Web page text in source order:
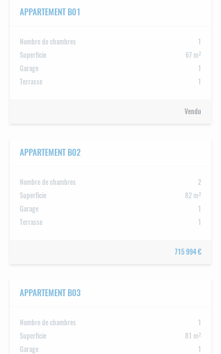
APPARTEMENT B01
Nombre de chambres
1
Superficie
67 m²
Garage
1
Terrasse
1
Vendu
APPARTEMENT B02
Nombre de chambres
2
Superficie
82 m²
Garage
1
Terrasse
1
715 994 €
APPARTEMENT B03
Nombre de chambres
1
Superficie
81 m²
Garage
1